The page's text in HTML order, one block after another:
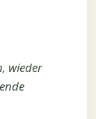
wieder